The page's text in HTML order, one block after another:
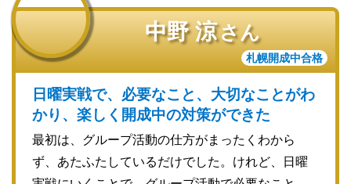
中野 涼さん
札幌開成中合格
日曜実戦で、必要なこと、大切なことがわ
かり、楽しく開成中の対策ができた
最初は、グループ活動の仕方がまったくわから
ず、あたふたしているだけでした。けれど、日曜